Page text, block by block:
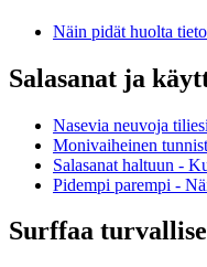
Näin pidät huolta
Salasanat ja
Nasevia neuvoja
Monivaiheinen
Salasanat haltuun -
Pidempi parempi -
Surffaa